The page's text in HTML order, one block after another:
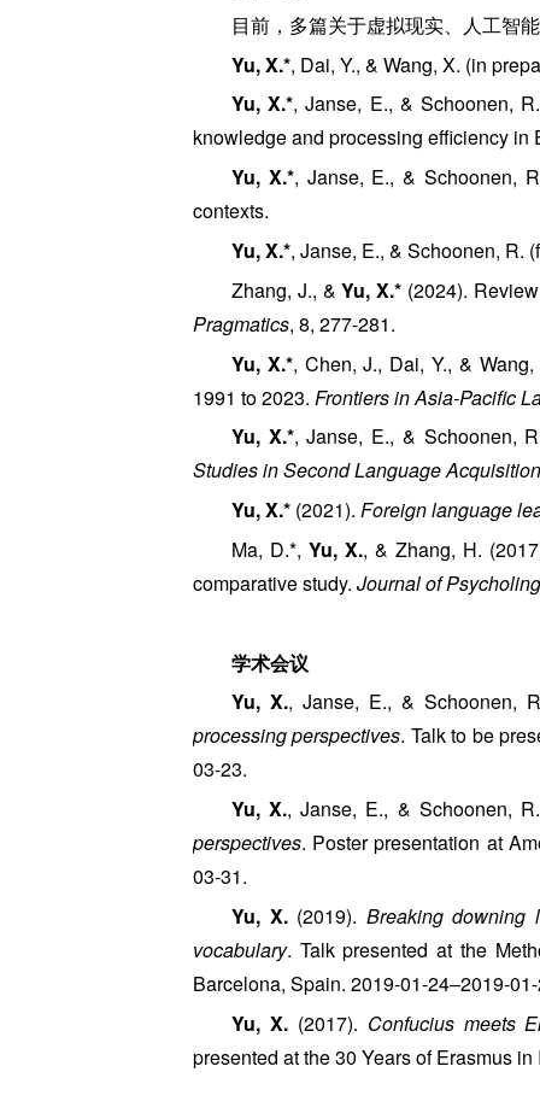
目前，多篇关于虚拟现实、人工智
Yu, X.*, Dai, Y., & Wang, X. (in
Yu, X.*, Janse, E., & Schoonen,
knowledge and processing efficiency in
Yu, X.*, Janse, E., & Schoonen,
contexts.
Yu, X.*, Janse, E., & Schoonen, R.
Zhang, J., &Yu, X.* (2024).
Pragmatics, 8, 277-281.
Yu, X.*, Chen, J., Dai, Y., &
1991 to 2023. Frontiers in Asia-Pacific
Yu, X.*, Janse, E., & Schoonen,
Studies in Second Language Acquisition
Yu, X.* (2021). Foreign language
Ma, D.*,Yu, X., & Zhang, H.
comparative study. Journal of
学术会议
Yu, X., Janse, E., & Schoonen,
processing perspectives. Talk to be
03-23.
Yu, X., Janse, E., & Schoonen,
perspectives. Poster presentation at
03-31.
Yu, X.(2019). Breaking downing
vocabulary. Talk presented at the
Barcelona, Spain. 2019-01-24–2019-
Yu, X.(2017). Confucius meets
presented at the 30 Years of Erasmus